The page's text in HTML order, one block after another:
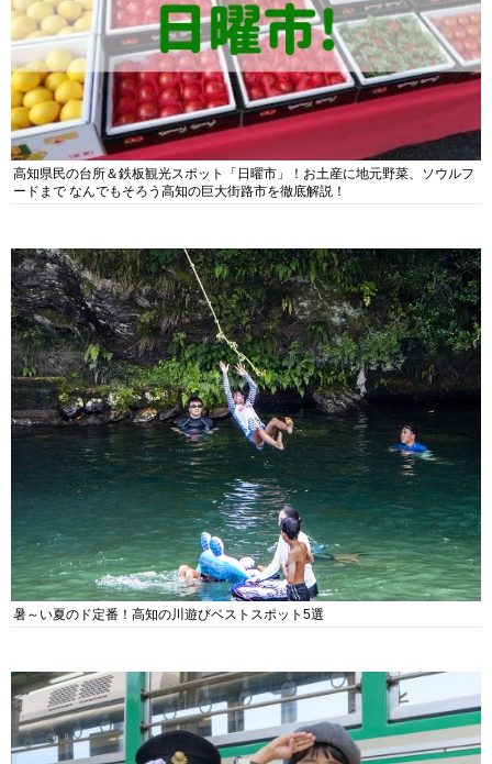
高知県民の台所＆鉄板観光スポット「日曜市」！お土産に地元野菜、ソウルフ
ードまで なんでもそろう高知の巨大街路市を徹底解説！
暑～い夏のド定番！高知の川遊びベストスポット5選